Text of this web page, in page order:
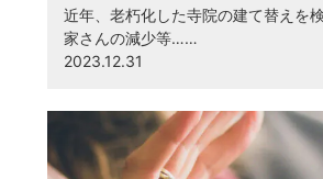
近年、老朽化した寺院の建て替えを
家さんの減少等……
2023.12.31